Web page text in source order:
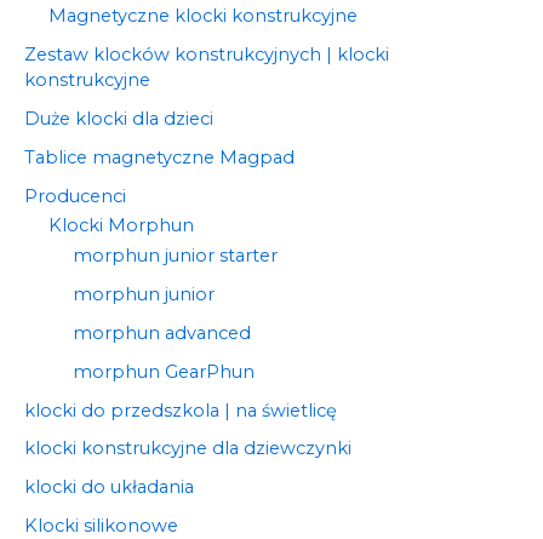
Magnetyczne klocki konstrukcyjne
Zestaw klocków konstrukcyjnych | klocki
konstrukcyjne
Duże klocki dla dzieci
Tablice magnetyczne Magpad
Producenci
Klocki Morphun
morphun junior starter
morphun junior
morphun advanced
morphun GearPhun
klocki do przedszkola | na świetlicę
klocki konstrukcyjne dla dziewczynki
klocki do układania
Klocki silikonowe